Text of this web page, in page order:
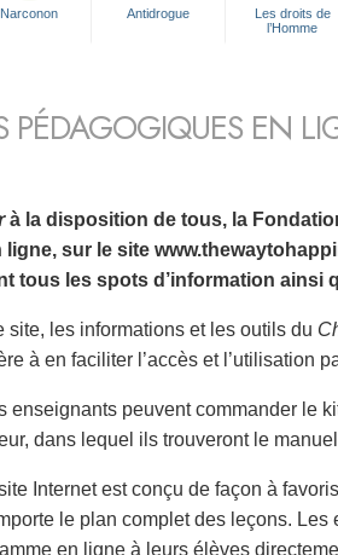
Narconon Antidrogue
Les droits de
l’Homme
PÉDAGOGIQUES EN
à la disposition de tous, la
sur le site
tous les spots d’information ainsi
site, les informations et les outils du
à en faciliter l’accès et l’utilisation
enseignants peuvent commander le
dans lequel ils trouveront le
Internet est conçu de façon à
le plan complet des leçons.
en ligne à leurs élèves